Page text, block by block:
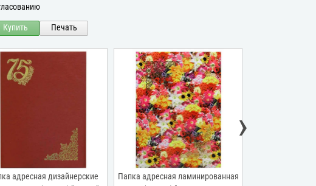
Купить Печать
адресная дизайнерские
Папка адресная ламинированная
›